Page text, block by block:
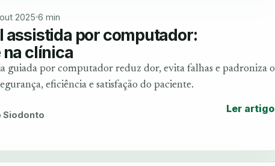
2025 6 min
assistida por computador:
clínica
guiada por computador reduz dor, evita falhas e padroniza o
eficiência e satisfação do paciente.
Siodonto Ler artigo